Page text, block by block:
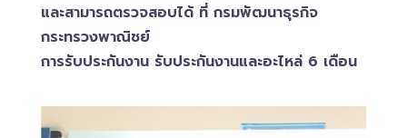
และสามารถตรวจสอบ​ได้ ที่ กรมพัฒนาธุรกิจ​
กระทรวงพาณิชย์
การรับประกันงาน รับประกันงานและอะไหล่ 6 เดือน